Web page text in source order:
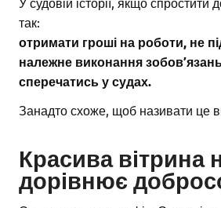
так:
отримати гроші на роботи, не
належне виконання
сперечатись у судах.
Занадто схоже, щоб називати це
Красива вітрина
дорівнює